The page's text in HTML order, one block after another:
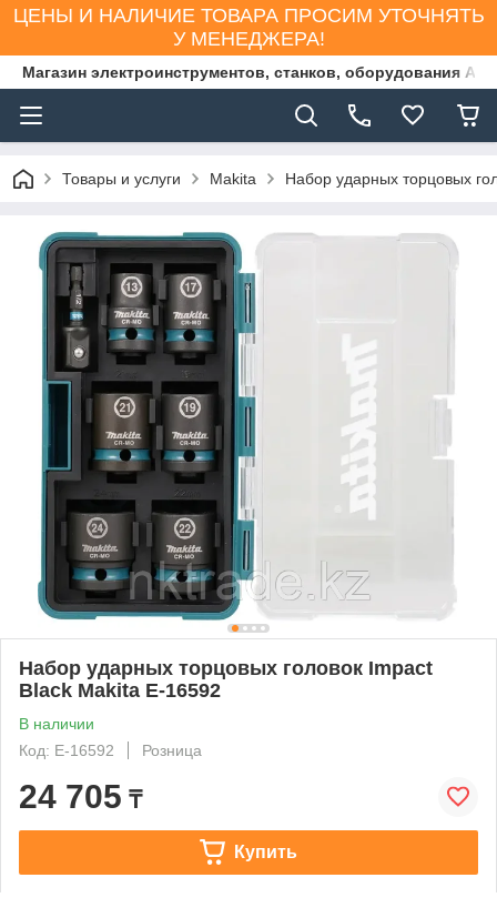
ЦЕНЫ И НАЛИЧИЕ ТОВАРА ПРОСИМ УТОЧНЯТЬ
У МЕНЕДЖЕРА!
Магазин электроинструментов, станков, оборудования
Товары и услуги Makita Набор ударных торцовых
Набор ударных торцовых головок Impact
Black Makita E-16592
В наличии
Код: E-16592
Розница
24 705 ₸
Купить